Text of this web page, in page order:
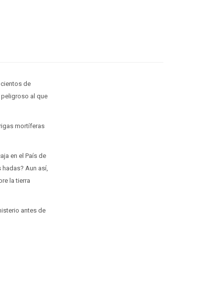
de
al que
mortíferas
en el País de
hadas? Aun así,
la tierra
antes de